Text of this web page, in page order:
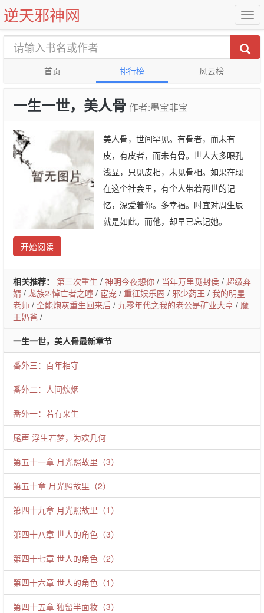
逆天邪神网
首页 排行榜 风云榜
一生一世，美人骨 作者:墨宝非宝
美人骨，世间罕见。有骨者，而未有
皮，有皮者，而未有骨。世人大多眼孔
浅显，只见皮相，未见骨相。如果在现
在这个社会里，有个人带着两世的记
忆，深爱着你。多幸福。时宜对周生辰
就是如此。而他，却早已忘记她。
开始阅读
相关推荐： 第三次重生 / 神明今夜想你 / 当年万里觅封侯 / 超级弃
婿 / 龙族2·悼亡者之瞳 / 宦宠 / 重征娱乐圈 / 邪少药王 / 我的明星
老师 / 全能炮灰重生回来后 / 九零年代之我的老公是矿业大亨 / 魔
王奶爸 /
一生一世，美人骨最新章节
番外三：百年相守
番外二：人间炊烟
番外一：若有来生
尾声 浮生若梦，为欢几何
第五十一章 月光照故里（3）
第五十章 月光照故里（2）
第四十九章 月光照故里（1）
第四十八章 世人的角色（3）
第四十七章 世人的角色（2）
第四十六章 世人的角色（1）
第四十五章 独留半面妆（3）